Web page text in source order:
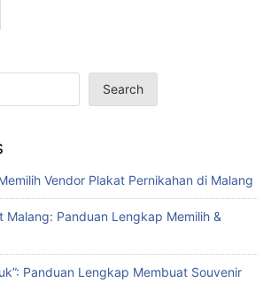
Search
Vendor Plakat Pernikahan di Malang
Malang: Panduan Lengkap Memilih &
Panduan Lengkap Membuat Souvenir